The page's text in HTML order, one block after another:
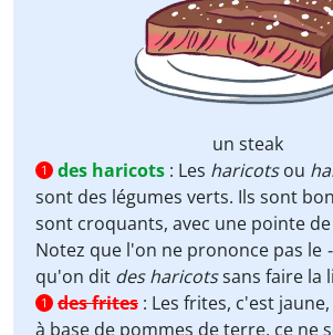
un steak
1 des haricots : Les haricotsou
sont des légumes verts. Ils sont
sont croquants, avec une pointe
Notez que l'on ne prononce pas le
qu'on dit des haricotssans faire la
1 des frites : Les frites, c'est
à base de pommes de terre, ce ne